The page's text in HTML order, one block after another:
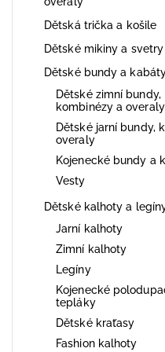
Dětská trička a košile
Dětské mikiny a svetry
Dětské bundy a
Dětské zimní bundy,
kombinézy a overaly
Dětské jarní bundy,
overaly
Kojenecké bundy a
Vesty
Dětské kalhoty a
Jarní kalhoty
Zimní kalhoty
Legíny
Kojenecké
tepláky
Dětské kraťasy
Fashion kalhoty